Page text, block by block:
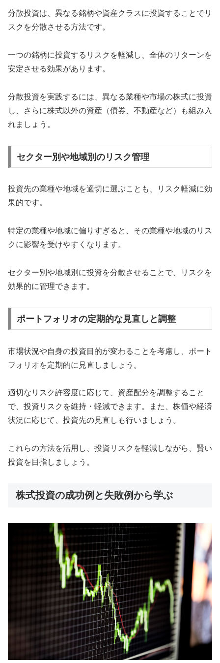
分散投資は、異なる銘柄や資産クラスに投資することでリ
スクを分散させる方法です。
一つの銘柄に投資するリスクを軽減し、全体のリターンを
安定させる効果があります。
分散投資を実践するには、異なる業種や市場の株式に投資
し、さらに株式以外の資産（債券、不動産など）も組み入
れましょう。
セクター別や地域別のリスク管理
投資先の業種や地域を適切に選ぶことも、リスク軽減に効
果的です。
特定の業種や地域に偏りすぎると、その業種や地域のリス
クに影響を受けやすくなります。
セクター別や地域別に投資を分散させることで、リスクを
効果的に管理できます。
ポートフォリオの定期的な見直しと調整
市場状況や自身の投資目的が変わることを考慮し、ポート
フォリオを定期的に見直しましょう。
適切なリスク許容度に応じて、資産配分を調整すること
で、投資リスクを維持・軽減できます。また、株価や経済
状況に応じて、投資先の見直しも行いましょう。
これらの方法を活用し、投資リスクを軽減しながら、賢い
投資を目指しましょう。
株式投資の成功例と失敗例から学ぶ